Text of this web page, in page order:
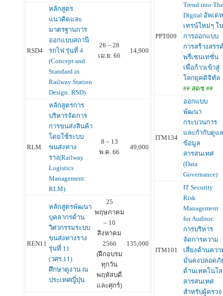
RSD4
หลักสูตร
แนวคิดและ
มาตรฐานการ
ออกแบบสถานี
รถไฟ รุ่นที่ 4
(Concept and
Standard in
Railway Station
Design: RSD)
26 – 28
เม.ย. 66
14,900
RLM
หลักสูตรการ
บริหารจัดการ
การขนส่งสินค้า
โดยใช้ระบบ
ขนส่งทาง
ราง(Railway
Logistics
Management:
RLM)
8 – 13
พ.ค. 66
49,000
REN11
หลักสูตรพัฒนา
บุคลากรด้าน
วิศวกรรมระบบ
ขนส่งทางราง
รุ่นที่ 11
(วศร.11)
ศึกษาดูงาน ณ
ประเทศญี่ปุ่น
25
พฤษภาคม
– 10
สิงหาคม
2566
(ฝึกอบรม
ทุกวัน
พฤหัสบดี
และศุกร์)
135,000
PPT009
Trend into The
Digital อัพเดท
เทรน์ใหม่ๆ ใน
การออกแบบ
การสร้างสรร
พรีเซนเทชั่น
เพื่อก้าวเข้าสู่
โลกยุคดิจิทัล
## สดช ##
ITM134
ออกแบบ
พัฒนา
กระบวนการ
และกำกับดูแล
ข้อมูล
สารสนเทศ
(Data
Governance)
ITM101
IT Security
Risk
Management
for Auditor:
การบริหาร
จัดการความ
เสี่ยงด้านควา
มั่นคงปลอดภั
ด้านเทคโนโ
สารสนเทศ
สำหรับผู้ตรวจ